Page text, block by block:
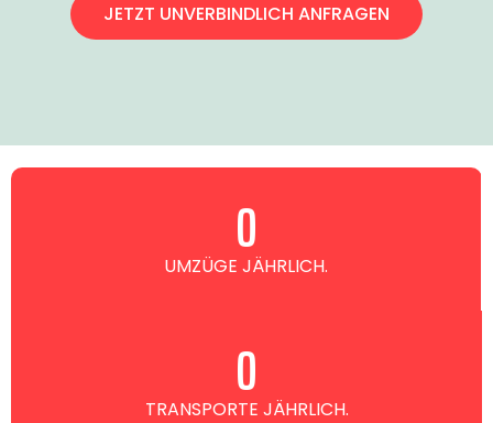
JETZT UNVERBINDLICH ANFRAGEN
UMZÜGE JÄHRLICH.
0
TRANSPORTE JÄHRLICH.
0